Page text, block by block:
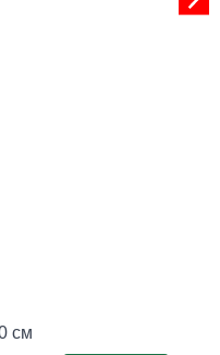
см